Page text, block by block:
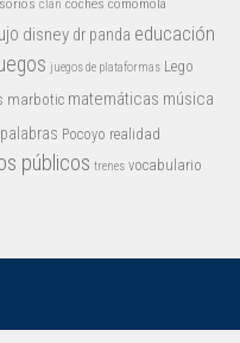
clan coches comomola
disney dr panda educación
juegos de plataformas Lego
marbotic matemáticas música
palabras Pocoyo realidad
públicos trenes vocabulario